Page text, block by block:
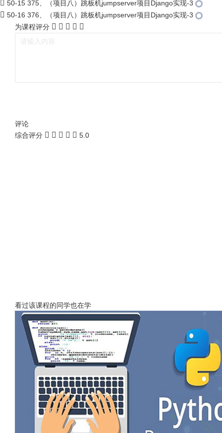
50-15 375、（项目八）跳板机jumpserver项目Django实现-3
50-16 376、（项目八）跳板机jumpserver项目Django实现-3
为课程评分
评论
综合评分
5.0
看过该课程的同学也在学